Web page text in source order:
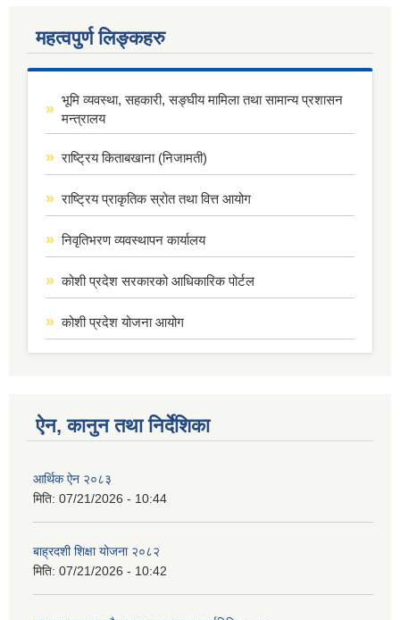
महत्वपुर्ण लिङ्कहरु
भूमि व्यवस्था, सहकारी, सङ्घीय मामिला तथा सामान्य प्रशासन
मन्त्रालय
राष्ट्रिय किताबखाना (निजामती)
राष्ट्रिय प्राकृतिक स्रोत तथा वित्त आयोग
निवृतिभरण व्यवस्थापन कार्यालय
कोशी प्रदेश सरकारको आधिकारिक पोर्टल
कोशी प्रदेश योजना आयोग
ऐन, कानुन तथा निर्देशिका
आर्थिक ऐन २०८३
मिति: 07/21/2026 - 10:44
बाह्रदशी शिक्षा योजना २०८२
मिति: 07/21/2026 - 10:42